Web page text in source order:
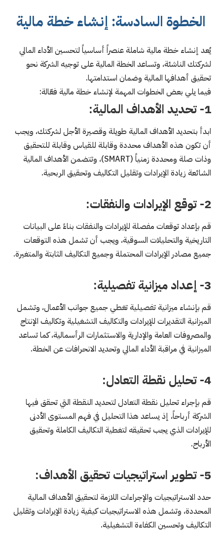
الخطوة السادسة: إنشاء خطة مالية
يُعد إنشاء خطة مالية شاملة عنصراً أساسياً لتحسين الأداء المالي
لشركتك الناشئة، وتساعد الخطة المالية على توجيه الشركة نحو
تحقيق أهدافها المالية وضمان استدامتها.
فيما يلي بعض الخطوات المهمة لإنشاء خطة مالية فعّالة:
1- تحديد الأهداف المالية:
ابدأ بتحديد الأهداف المالية طويلة وقصيرة الأجل لشركتك، ويجب
أن تكون هذه الأهداف محددة وقابلة للقياس وقابلة للتحقيق
وذات صلة ومحددة زمنياً (SMART)، وتتضمن الأهداف المالية
الشائعة زيادة الإيرادات وتقليل التكاليف وتحقيق الربحية.
2- توقع الإيرادات والنفقات:
قم بإعداد توقعات مفصلة للإيرادات والنفقات بناءً على البيانات
التاريخية والتحليلات السوقية، ويجب أن تشمل هذه التوقعات
جميع مصادر الإيرادات المحتملة وجميع التكاليف الثابتة والمتغيرة.
3- إعداد ميزانية تفصيلية:
قم بإنشاء ميزانية تفصيلية تغطي جميع جوانب الأعمال، وتشمل
الميزانية التقديرات للإيرادات والتكاليف التشغيلية وتكاليف الإنتاج
والمصروفات العامة والإدارية والاستثمارات الرأسمالية، كما تساعد
الميزانية في مراقبة الأداء المالي وتحديد الانحرافات عن الخطة.
4- تحليل نقطة التعادل:
قم بإجراء تحليل نقطة التعادل لتحديد النقطة التي تحقق فيها
الشركة أرباحاً، إذ يساعد هذا التحليل في فهم المستوى الأدنى
للإيرادات الذي يجب تحقيقه لتغطية التكاليف الكاملة وتحقيق
الأرباح.
5- تطوير استراتيجيات تحقيق الأهداف:
حدد الاستراتيجيات والإجراءات اللازمة لتحقيق الأهداف المالية
المحددة، وتشمل هذه الاستراتيجيات كيفية زيادة الإيرادات وتقليل
التكاليف وتحسين الكفاءة التشغيلية.